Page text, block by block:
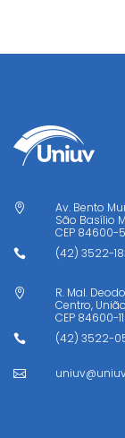

Av. Bento
São Basílio
CEP 84600-
 (42) 3522-

R. Mal.
Centro,
CEP 84600-
 (42) 3522-
